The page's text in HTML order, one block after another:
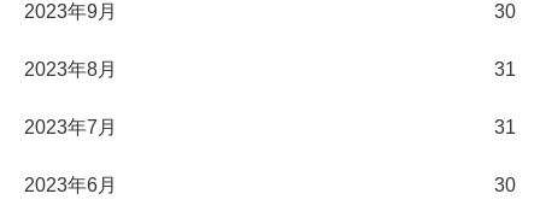
2023年9月 30
2023年8月 31
2023年7月 31
2023年6月 30